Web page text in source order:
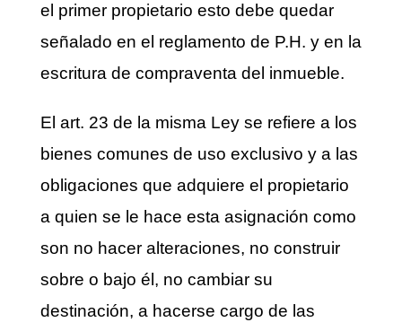
el primer propietario esto debe quedar
señalado en el reglamento de P.H. y en la
escritura de compraventa del inmueble.
El art. 23 de la misma Ley se refiere a los
bienes comunes de uso exclusivo y a las
obligaciones que adquiere el propietario
a quien se le hace esta asignación como
son no hacer alteraciones, no construir
sobre o bajo él, no cambiar su
destinación, a hacerse cargo de las